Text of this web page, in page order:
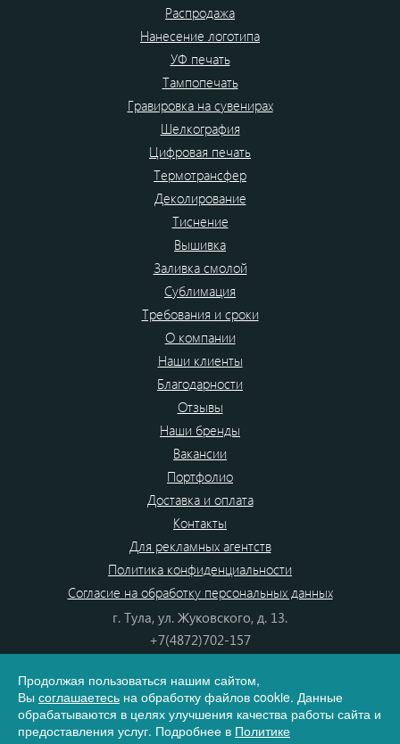
Распродажа
Нанесение логотипа
УФ печать
Тампопечать
Гравировка на сувенирах
Шелкография
Цифровая печать
Термотрансфер
Деколирование
Тиснение
Вышивка
Заливка смолой
Сублимация
Требования и сроки
О компании
Наши клиенты
Благодарности
Отзывы
Наши бренды
Вакансии
Портфолио
Доставка и оплата
Контакты
Для рекламных агентств
Политика конфиденциальности
Согласие на обработку персональных данных
г. Тула, ул. Жуковского, д. 13.
+7(4872)702-157
8(800) 555-80-87
e-mail:info@dono.su
Продолжая пользоваться нашим сайтом,
Вы соглашаетесь на обработку файлов cookie. Данные
обрабатываются в целях улучшения качества работы сайта и
предоставления услуг. Подробнее в Политике